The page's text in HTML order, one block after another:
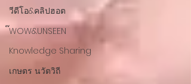
วีดีโอ&คลิปฮอต
๊WOW&UNSEEN
Knowledge Sharing
เกษตร นวัตวิถี